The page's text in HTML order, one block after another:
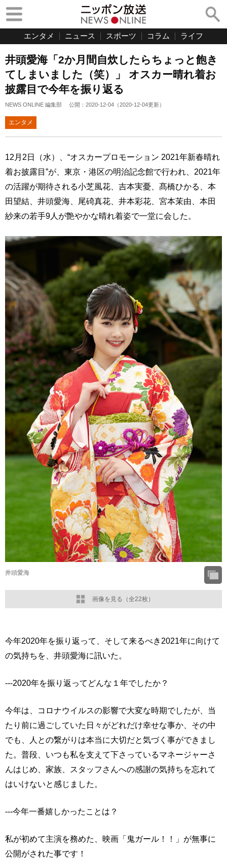
エンタメ ニュース スポーツ コラム ライフ
井頭愛海「2か月間自炊したらちょっと飽き
てしまいました（笑）」 オスカー晴れ着お
披露目で今年を振り返る
NEWS ONLINE 編集部 公開： 2020-12-04 （2020-12-04更新）
エンタメ
12月2日（水）、“オスカープロモーション 2021年新春晴れ
着お披露目”が、東京・港区の明治記念館で行われ、2021年
の活躍が期待される小芝風花、吉本実憂、髙橋ひかる、本
田望結、井頭愛海、尾碕真花、井本彩花、宮本茉由、本田
紗来の若手9人が艶やかな晴れ着姿で一堂に会した。
画像を見る（全22枚）
井頭愛海
今年2020年を振り返って、そして来るべき2021年に向けて
の気持ちを、井頭愛海に訊いた。
---2020年を振り返ってどんな１年でしたか？
今年は、コロナウイルスの影響で⼤変な時期でしたが、当
たり前に過ごしていた日々がどれだけ幸せな事か、その中
でも、人との繋がりは本当に⼤切だと気づく事ができまし
た。普段、いつも私を⽀えて下さっているマネージャーさ
んはじめ、家族、スタッフさんへの感謝の気持ちを忘れて
はいけないと感じました。
---今年⼀番嬉しかったことは？
私が初めて主演を務めた、映画「⻤ガール！！」が無事に
公開がされた事です！